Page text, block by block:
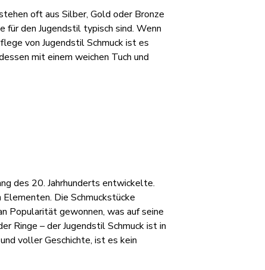
oft aus Silber, Gold oder Bronze
für den Jugendstil typisch sind. Wenn
von Jugendstil Schmuck ist es
mit einem weichen Tuch und
des 20. Jahrhunderts entwickelte.
Die Schmuckstücke
Popularität gewonnen, was auf seine
Ringe – der Jugendstil Schmuck ist in
voller Geschichte, ist es kein